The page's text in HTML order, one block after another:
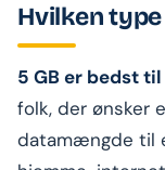
Hvilken
5 GB er bedst
folk, der ønsker
datamængde til